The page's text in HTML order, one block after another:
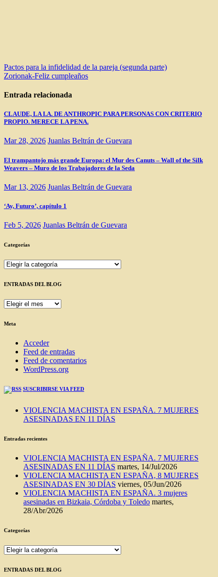
Navegación
de
entradas
Pactos para la infidelidad de la pareja (segunda parte)
Zorionak-Feliz cumpleaños
Entrada relacionada
CLAUDE, LA I.A. DE ANTHROPIC PARA PERSONAS CON CRITERIO
PROPIO. MERECE LA PENA.
Mar 28, 2026 Juanlas Beltrán de Guevara
El trampantojo más grande Europa: el Mur des Canuts – Wall of the Silk
Weavers – Muro de los Trabajadores de la Seda
Mar 13, 2026 Juanlas Beltrán de Guevara
‘Ay, Futuro’, capítulo 1
Feb 5, 2026 Juanlas Beltrán de Guevara
Categorías
Categorías
ENTRADAS DEL BLOG
ENTRADAS
BLOG
Meta
Acceder
Feed de entradas
Feed de comentarios
WordPress.org
SUSCRIBIRSE VIA FEED
VIOLENCIA MACHISTA EN ESPAÑA. 7 MUJERES
ASESINADAS EN 11 DÍAS
Entradas recientes
VIOLENCIA MACHISTA EN ESPAÑA. 7 MUJERES
ASESINADAS EN 11 DÍAS martes, 14/Jul/2026
VIOLENCIA MACHISTA EN ESPAÑA, 8 MUJERES
ASESINADAS EN 30 DÍAS viernes, 05/Jun/2026
VIOLENCIA MACHISTA EN ESPAÑA. 3 mujeres
asesinadas en Bizkaia, Córdoba y Toledo martes,
28/Abr/2026
Categorías
Categorías
ENTRADAS DEL BLOG